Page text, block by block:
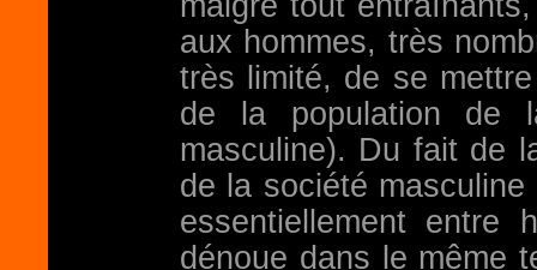
aux hommes, très
très limité, de se
de la population de
masculine). Du fait de
de la société
essentiellement entre
dénoue dans le même